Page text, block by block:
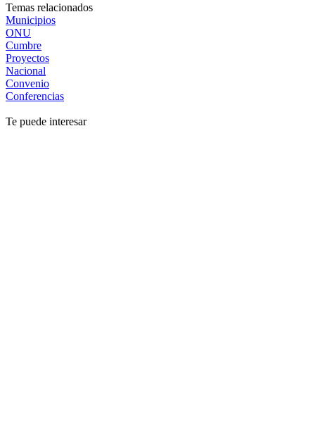
Temas relacionados
Municipios
ONU
Cumbre
Proyectos
Nacional
Convenio
Conferencias
Te puede interesar